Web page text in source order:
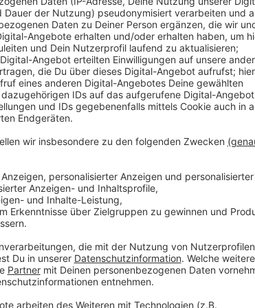
Comedy
Elvis Eifel - Der Podcast: "Alibi-
Anzeige
Anzeige
Vorstellen brauchen wir ihn euch nicht. Seit 2003
seine Späße am Telefon mit seinen Hörerinnen und
müssen am Ende mit lachen - wenn auch nicht
weitermachen möchte, benötigt er eure
dem mal ein Streich gespielt werden sollte? Dann
direkt in Kontakt! Er freut sich auf jede neue